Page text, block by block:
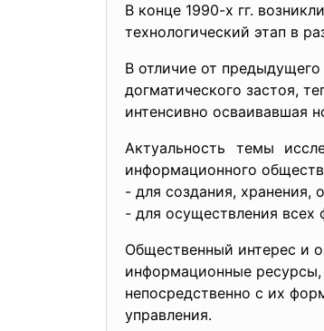
В конце 1990-х гг.
технологический этап в
В отличие от
догматического застоя,
интенсивно осваивавшая
Актуальность темы
информационного
- для создания, хранения,
- для осуществления
Общественный интерес и
информационные ресурсы,
непосредственно с их
управления.